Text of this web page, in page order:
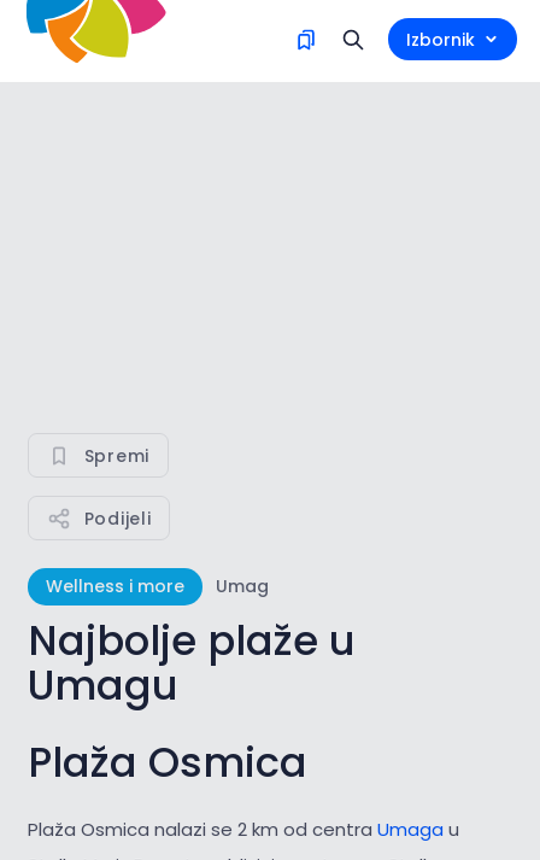
Izbornik
Spremi
Podijeli
Wellness i more Umag
Najbolje plaže u
Umagu
Plaža Osmica
Plaža Osmica nalazi se 2 km od centra Umaga u